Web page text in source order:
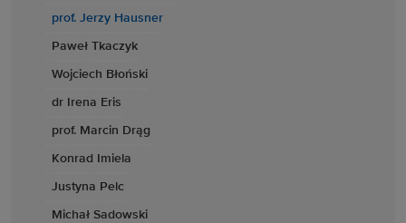
prof. Jerzy Hausner
Paweł Tkaczyk
Wojciech Błoński
dr Irena Eris
prof. Marcin Drąg
Konrad Imiela
Justyna Pelc
Michał Sadowski